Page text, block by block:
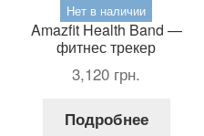
Нет в наличии
Amazfit Health Band —
фитнес трекер
3,120 грн.
Подробнее